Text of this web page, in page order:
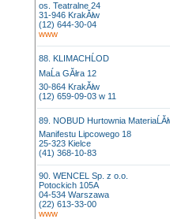
os. Teatralne 24
31-946 KrakĂłw
(12) 644-30-04
www
88. KLIMACHĹOD
MaĹa GĂłra 12
30-864 KrakĂłw
(12) 659-09-03 w 11
89. NOBUD Hurtownia
Manifestu Lipcowego 18
25-323 Kielce
(41) 368-10-83
90. WENCEL Sp. z o.o.
Potockich 105A
04-534 Warszawa
(22) 613-33-00
www